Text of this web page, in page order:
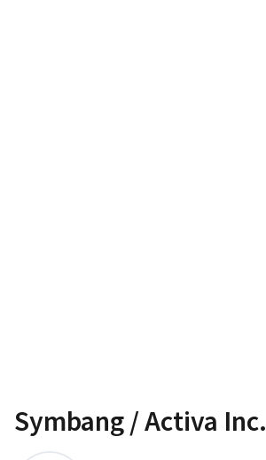
Symbang / Activa Inc.